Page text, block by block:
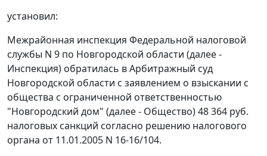
установил:
Межрайонная инспекция Федеральной налоговой
службы N 9 по Новгородской области (далее -
Инспекция) обратилась в Арбитражный суд
Новгородской области с заявлением о взыскании с
общества с ограниченной ответственностью
"Новгородский дом" (далее - Общество) 48 364 руб.
налоговых санкций согласно решению налогового
органа от 11.01.2005 N 16-16/104.